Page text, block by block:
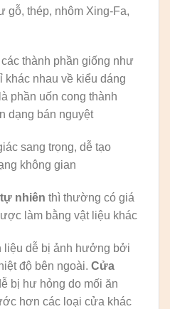
gỗ, thép, nhôm Xing-Fa,
thành phần giống như
khác nhau về kiểu dáng
phần uốn cong thành
dạng bán nguyệt
sang trọng, dễ tạo
không gian
nhiên thì thường có giá
làm bằng vật liệu khác
liệu dễ bị ảnh hưởng bởi
độ bên ngoài. Cửa
bị hư hỏng do mối ăn
hơn các loại cửa khác